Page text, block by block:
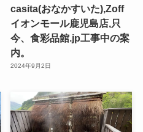
casita(おなかすいた),Zoff
イオンモール鹿児島店,只
今、食彩品館.jp工事中の案
内。
2024年9月2日